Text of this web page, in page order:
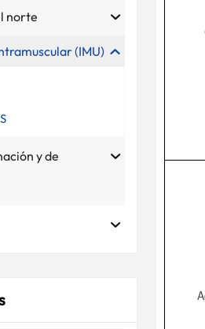
norte
(IMU)
y de